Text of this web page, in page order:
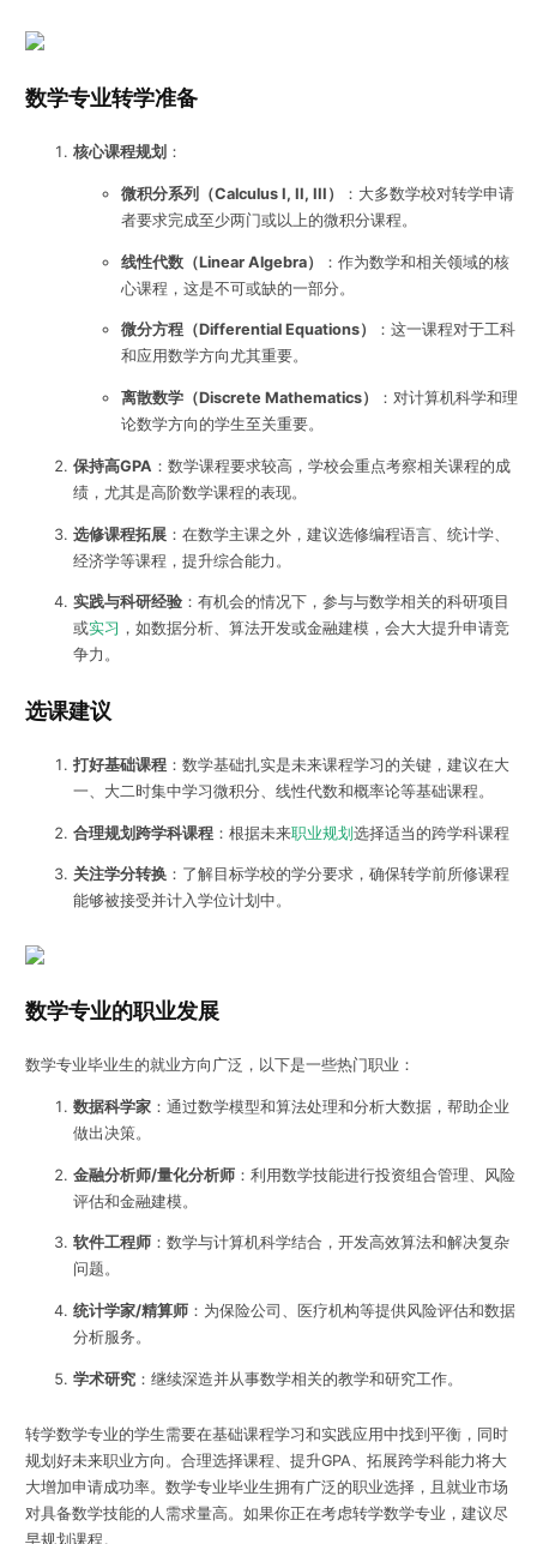
数学专业转学准备
核心课程规划 ：
微积分系列（Calculus I, II, III）
：大多数学校对转学申请
者要求完成至少两门或以上的微积分课程。
线性代数（Linear Algebra）
：作为数学和相关领域的核
心课程，这是不可或缺的一部分。
微分方程（Differential Equations）
：这一课程对于工科
和应用数学方向尤其重要。
离散数学（Discrete Mathematics）
：对计算机科学和理
论数学方向的学生至关重要。
保持高GPA ：数学课程要求较高，学校会重点考察相关课程的成
绩，尤其是高阶数学课程的表现。
选修课程拓展：在数学主课之外，建议选修编程语言、统计学、
经济学等课程，提升综合能力。
实践与科研经验：有机会的情况下，参与与数学相关的科研项目
或实习 ，如数据分析、算法开发或金融建模，会大大提升申请竞
争力。
选课建议
打好基础课程：数学基础扎实是未来课程学习的关键，建议在大
一、大二时集中学习微积分、线性代数和概率论等基础课程。
合理规划跨学科课程：根据未来职业规划选择适当的跨学科课程
关注学分转换：了解目标学校的学分要求，确保转学前所修课程
能够被接受并计入学位计划中。
数学专业的职业发展
数学专业毕业生的就业方向广泛，以下是一些热门职业：
数据科学家：通过数学模型和算法处理和分析大数据，帮助企业
做出决策。
金融分析师/量化分析师：利用数学技能进行投资组合管理、风险
评估和金融建模。
软件工程师：数学与计算机科学结合，开发高效算法和解决复杂
问题。
统计学家/精算师：为保险公司、医疗机构等提供风险评估和数据
分析服务。
学术研究：继续深造并从事数学相关的教学和研究工作。
转学数学专业的学生需要在基础课程学习和实践应用中找到平衡，同时
规划好未来职业方向。合理选择课程、提升GPA、拓展跨学科能力将大
大增加申请成功率。数学专业毕业生拥有广泛的职业选择，且就业市场
对具备数学技能的人需求量高。如果你正在考虑转学数学专业，建议尽
早规划课程。